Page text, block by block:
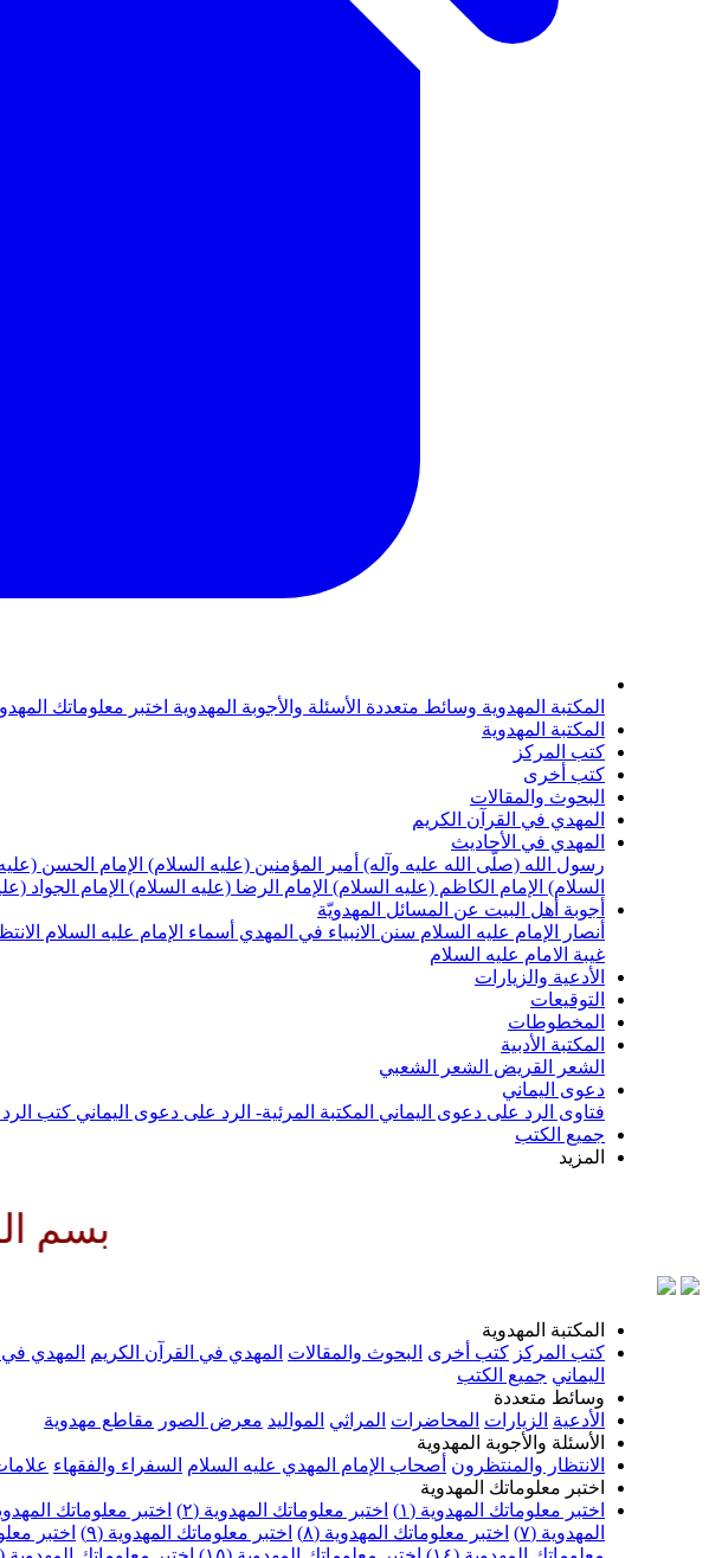
المكتبة المهدوية وسائط متعددة الأسئلة والأجوبة المهدوية اختبر معلوماتك
المكتبة المهدوية
كتب المركز
كتب أخرى
البحوث والمقالات
المهدي في القرآن الكريم
المهدي في الأحاديث
رسول الله (صلّى الله عليه وآله) أمير المؤمنين (عليه السلام) الإمام الحسن
السلام) الإمام الكاظم (عليه السلام) الإمام الرضا (عليه السلام) الإمام الجواد
أجوبة أهل البيت عن المسائل المهدويّة
أنصار الإمام عليه السلام سنن الانبياء في المهدي أسماء الإمام عليه السلام
غيبة الامام عليه السلام
الأدعية والزيارات
التوقيعات
المخطوطات
المكتبة الأدبية
الشعر القريض الشعر الشعبي
دعوى اليماني
فتاوى الرد على دعوى اليماني المكتبة المرئية- الرد على دعوى اليماني كتب
جميع الكتب
المزيد
بسم الله
المكتبة المهدوية
كتب المركز كتب أخرى البحوث والمقالات المهدي في القرآن الكريم المهدي في
اليماني جميع الكتب
وسائط متعددة
الأدعية الزيارات المحاضرات المراثي المواليد معرض الصور مقاطع مهدوية
الأسئلة والأجوبة المهدوية
الانتظار والمنتظرون أصحاب الإمام المهدي عليه السلام السفراء والفقهاء
اختبر معلوماتك المهدوية
اختبر معلوماتك المهدوية (١)
اختبر معلوماتك المهدوية (٢) اختبر معلوماتك
المهدوية (٧)
اختبر معلوماتك المهدوية (٨) اختبر معلوماتك المهدوية (٩) اختبر